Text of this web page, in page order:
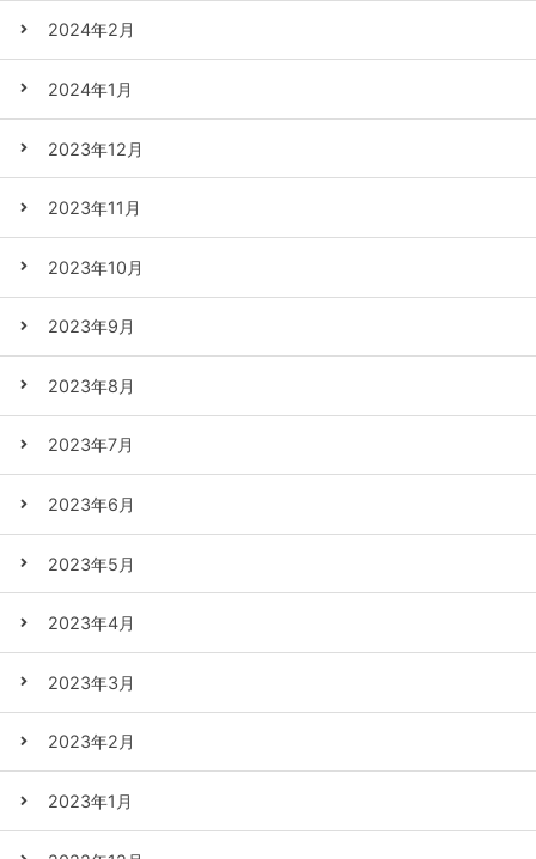
2024年2月
2024年1月
2023年12月
2023年11月
2023年10月
2023年9月
2023年8月
2023年7月
2023年6月
2023年5月
2023年4月
2023年3月
2023年2月
2023年1月